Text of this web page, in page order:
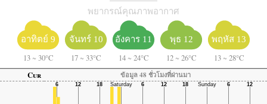
พยากรณ์คุณภาพอากาศ
อาทิตย์ 9
13 ~ 30°C
จันทร์ 10
17 ~ 33°C
อังคาร 11
14 ~ 24°C
พุธ 12
12 ~ 26°C
พฤหัส 13
13 ~ 28°C
Cur
ข้อมูล 48 ชั่วโมงที่ผ่านมา